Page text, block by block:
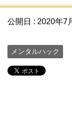
公開日 : 2020年7
メンタルハック